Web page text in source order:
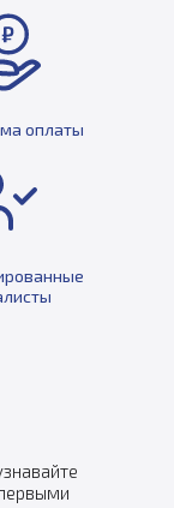
оплаты